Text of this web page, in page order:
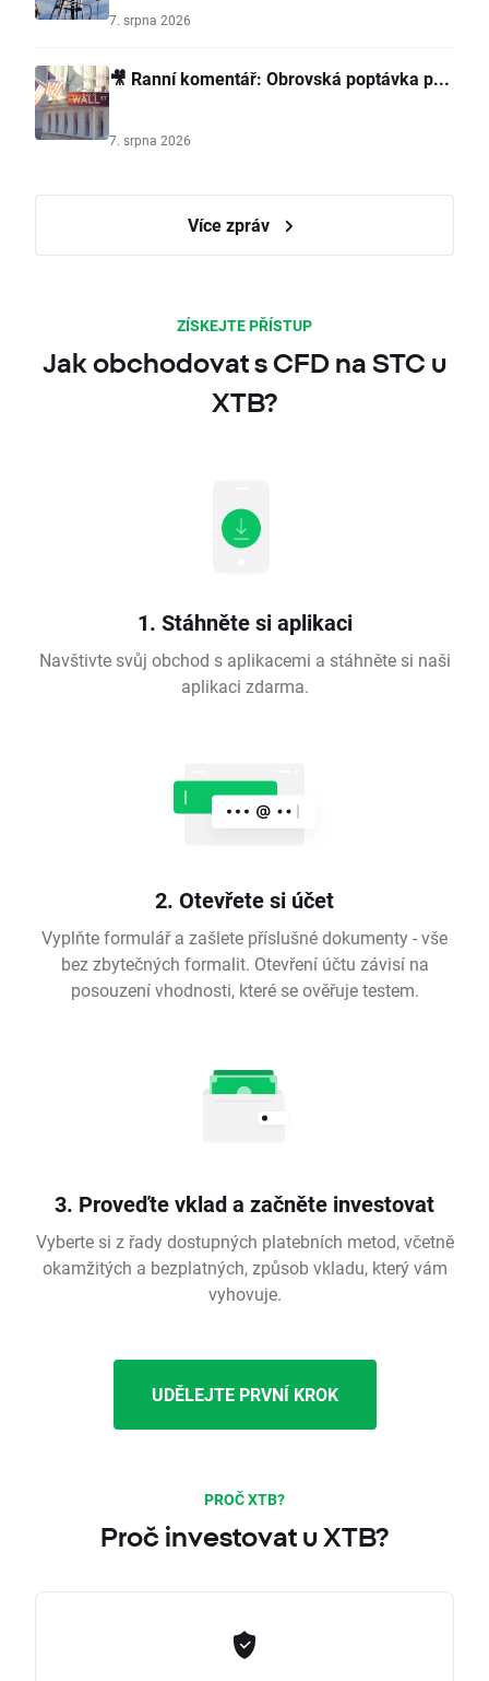
7. srpna 2026
🎥 Ranní komentář: Obrovská poptávka p...
7. srpna 2026
Více zpráv
ZÍSKEJTE PŘÍSTUP
Jak obchodovat s CFD na STC u
XTB?
1. Stáhněte si aplikaci
Navštivte svůj obchod s aplikacemi a stáhněte si naši
aplikaci zdarma.
2. Otevřete si účet
Vyplňte formulář a zašlete příslušné dokumenty - vše
bez zbytečných formalit. Otevření účtu závisí na
posouzení vhodnosti, které se ověřuje testem.
3. Proveďte vklad a začněte investovat
Vyberte si z řady dostupných platebních metod, včetně
okamžitých a bezplatných, způsob vkladu, který vám
vyhovuje.
UDĚLEJTE PRVNÍ KROK
PROČ XTB?
Proč investovat u XTB?